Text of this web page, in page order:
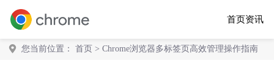
首页资讯
您当前位置： 首页 > Chrome浏览器多标签页高效管理操作指南